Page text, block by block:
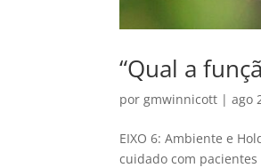
“Qual a
porgmwinnicott |ago
EIXO 6: Ambiente e
cuidado com